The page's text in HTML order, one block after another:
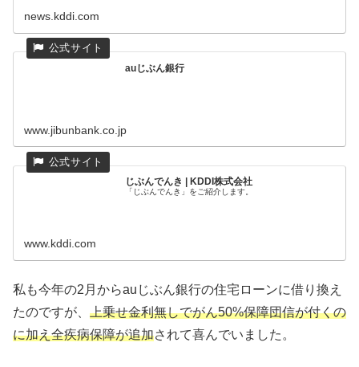
news.kddi.com
auじぶん銀行
www.jibunbank.co.jp
じぶんでんき | KDDI株式会社
「じぶんでんき」をご紹介します。
www.kddi.com
私も今年の2月からauじぶん銀行の住宅ローンに借り換え
たのですが、 上乗せ金利無しでがん50%保障団信が付くの
に加え全疾病保障が追加されて喜んでいました。